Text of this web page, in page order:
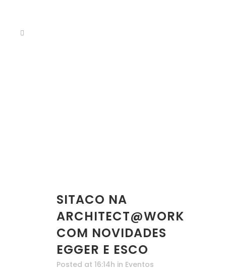
SITACO NA
ARCHITECT@WORK
COM NOVIDADES
EGGER E ESCO
Posted at 16:14h in Eventos